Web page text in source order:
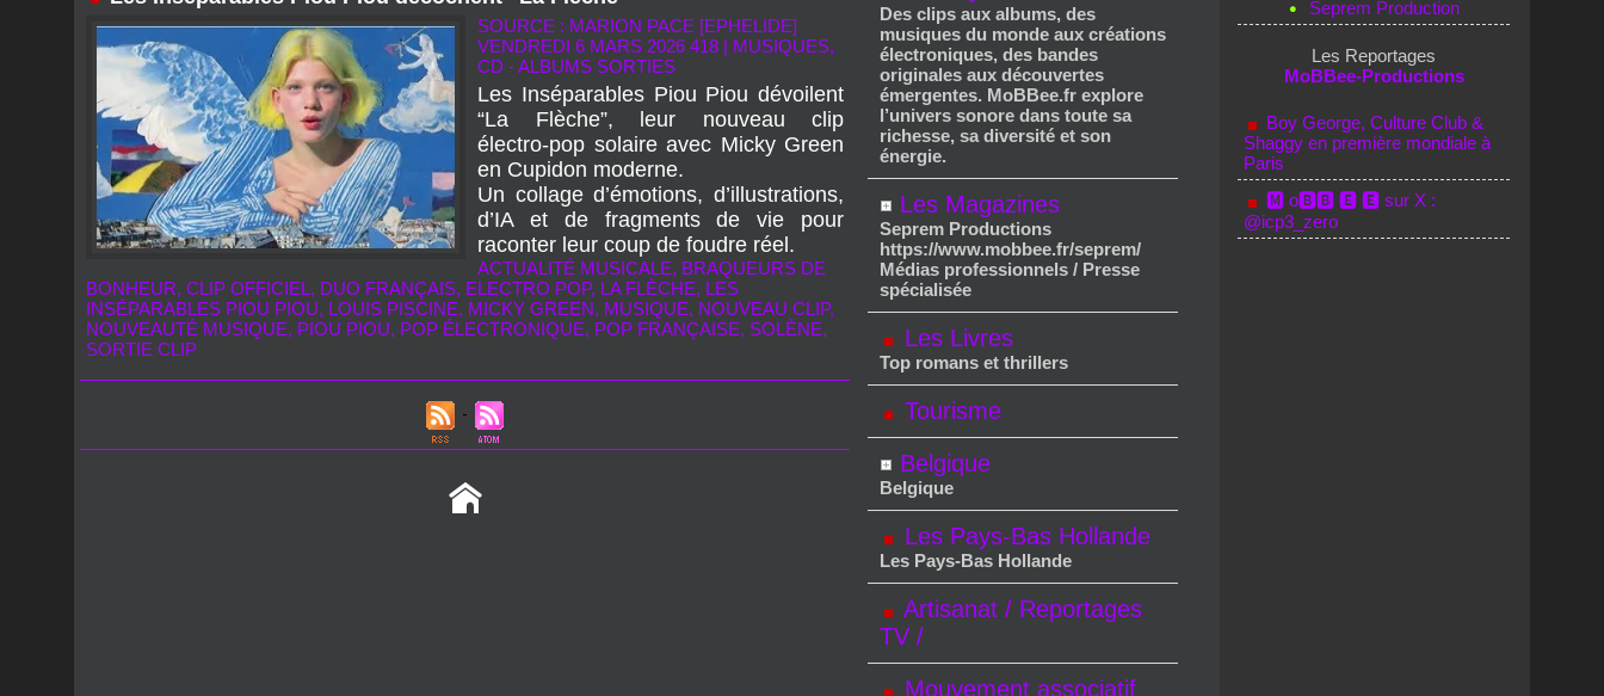
SOURCE : MARION PACE [EPHELIDE]
VENDREDI 6 MARS 2026 418 | MUSIQUES,
CD - ALBUMS SORTIES
Les Inséparables Piou Piou dévoilent
“La Flèche”, leur nouveau clip
électro‑pop solaire avec Micky Green
en Cupidon moderne.
Un collage d’émotions, d’illustrations,
d’IA et de fragments de vie pour
raconter leur coup de foudre réel.
ACTUALITÉ MUSICALE, BRAQUEURS DE
BONHEUR, CLIP OFFICIEL, DUO FRANÇAIS, ELECTRO POP, LA FLÈCHE, LES
INSÉPARABLES PIOU PIOU, LOUIS PISCINE, MICKY GREEN, MUSIQUE, NOUVEAU CLIP,
NOUVEAUTÉ MUSIQUE, PIOU PIOU, POP ÉLECTRONIQUE, POP FRANÇAISE, SOLÈNE,
SORTIE CLIP
Des clips aux albums, des
musiques du monde aux créations
électroniques, des bandes
originales aux découvertes
émergentes. MoBBee.fr explore
l’univers sonore dans toute sa
richesse, sa diversité et son
énergie.
Les Magazines
Seprem Productions
https://www.mobbee.fr/seprem/
Médias professionnels / Presse
spécialisée
Les Livres
Top romans et thrillers
Tourisme
Belgique
Belgique
Les Pays-Bas Hollande
Les Pays-Bas Hollande
Artisanat / Reportages
TV /
Mouvement associatif
Seprem Production
Les Reportages
MoBBee-Productions
Boy George, Culture Club &
Shaggy en première mondiale à
Paris
🅼 o🅱🅱 🅴 🅴 sur X :
@icp3_zero